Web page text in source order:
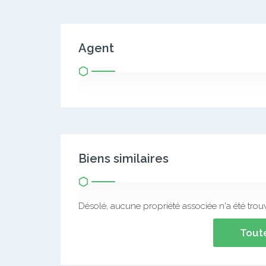
Agent
Biens similaires
Désolé, aucune propriété associée n'a été